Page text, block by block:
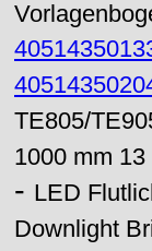
TE805/
1000 mm
- LED
Downlight